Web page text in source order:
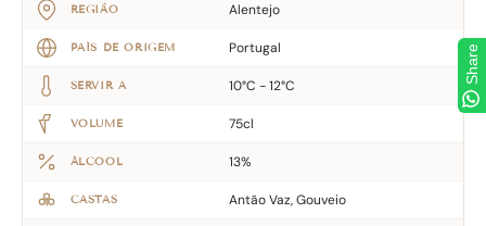
REGIÃO Alentejo
PAÍS DE ORIGEM Portugal
SERVIR A 10°C - 12°C
VOLUME 75cl
ÁLCOOL 13%
CASTAS Antão Vaz, Gouveio
Share